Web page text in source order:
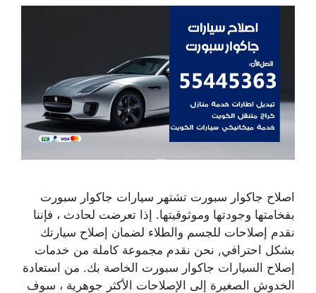
اصلاح جاكوار سبورت تشتهر سيارات جاكوار سبورت
بفخامتها وجودتها وموثوقيتها. إذا تعرضت لحادث ، فإننا
نقدم إصلاحات للجسم والطلاء لضمان إصلاح سيارتك
بشكل احترافي, نحن نقدم مجموعة كاملة من خدمات
إصلاح السيارات جاكوار سبورت الخاصة بك. من استعادة
الخدوش الصغيرة إلى الإصلاحات الأكثر جوهرية ، سوف